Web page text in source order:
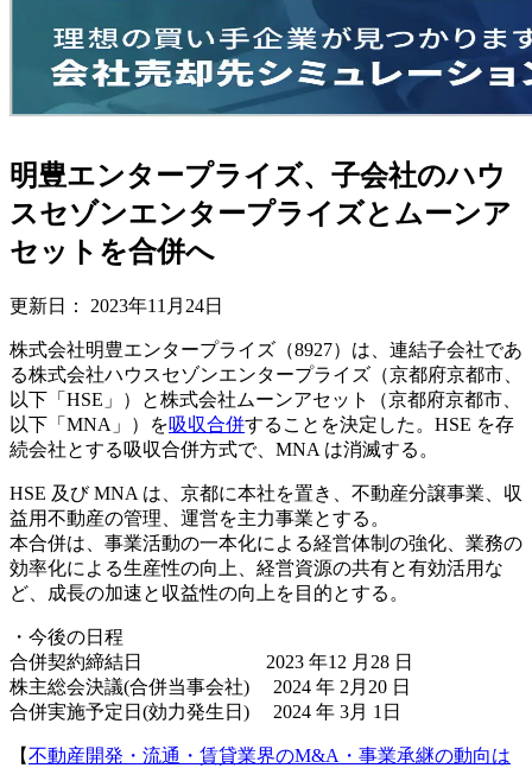
明豊エンタープライズ、子会社のハウ
スセゾンエンタープライズとムーンア
セットを合併へ
更新日： 2023年11月24日
株式会社明豊エンタープライズ（8927）は、連結子会社であ
る株式会社ハウスセゾンエンタープライズ（京都府京都市、
以下「HSE」）と株式会社ムーンアセット（京都府京都市、
以下「MNA」）を吸収合併することを決定した。HSE を存
続会社とする吸収合併方式で、MNA は消滅する。
HSE 及び MNA は、京都に本社を置き、不動産分譲事業、収
益用不動産の管理、運営を主力事業とする。
本合併は、事業活動の一本化による経営体制の強化、業務の
効率化による生産性の向上、経営資源の共有と有効活用な
ど、成長の加速と収益性の向上を目的とする。
・今後の日程
合併契約締結日 2023 年12 月28 日
株主総会決議(合併当事会社) 2024 年 2月20 日
合併実施予定日(効力発生日) 2024 年 3月 1日
【不動産開発・流通・賃貸業界のM&A・事業承継の動向は